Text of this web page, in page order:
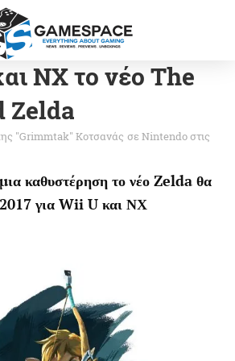
NX το νέο The
Zelda
"Grimmtak" Κοτσανάς σε Nintendoστις
καθυστέρηση το νέο Zelda θα
για Wii U και ΝΧ